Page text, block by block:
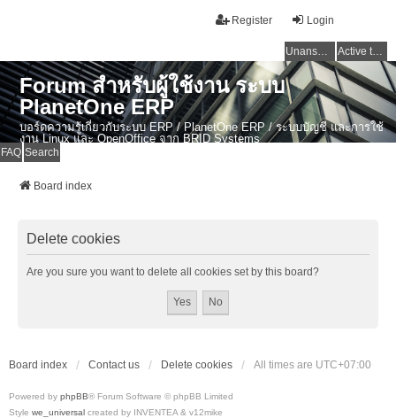
Login
Register
Unanswered topics Active topics
Forum สำหรับผู้ใช้งาน ระบบ
PlanetOne ERP
บอร์ดความรู้เกี่ยวกับระบบ ERP / PlanetOne ERP / ระบบบัญชี และการใช้
งาน Linux และ OpenOffice จาก BRID Systems
FAQ Search
Board index
Delete cookies
Are you sure you want to delete all cookies set by this board?
Board index Contact us Delete cookies All times are UTC+07:00
Powered by phpBB® Forum Software © phpBB Limited
Style we_universal created by INVENTEA & v12mike